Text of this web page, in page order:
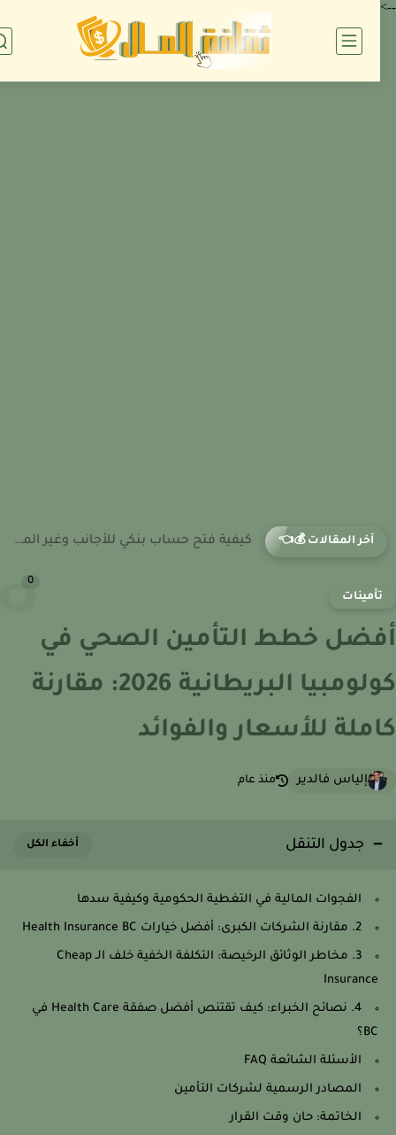
آخر المقالات 💰👈 كيفية فتح حساب بنكي للأجانب والعرب وغير المقيمين في الارجنتين
خطط التأمين الصحي في
كولومبيا البريطانية 2026: مقارنة
للأسعار والفوائد
إلياس فالدير منذ عام
جدول التنقل
الفجوات المالية في التغطية الحكومية وكيفية سدها
2. مقارنة الشركات الكبرى: أفضل خيارات Health Insurance BC
3. مخاطر الوثائق الرخيصة: التكلفة الخفية خلف الـ Cheap
Insurance
4. نصائح الخبراء: كيف تقتنص أفضل صفقة Health Care في
الأسئلة الشائعة FAQ
المصادر الرسمية لشركات التأمين
الخاتمة: حان وقت القرار